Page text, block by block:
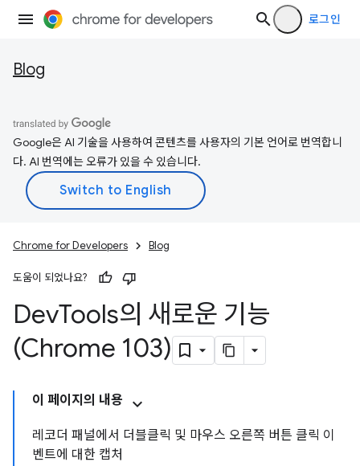
로그인
Blog
Google은 AI 기술을 사용하여 콘텐츠를 사용자의 기본 언어로 번역합니
다. AI 번역에는 오류가 있을 수 있습니다.
Chrome for Developers Blog
도움이 되었나요?
DevTools의 새로운 기능
(Chrome 103)
이 페이지의 내용
레코더 패널에서 더블클릭 및 마우스 오른쪽 버튼 클릭 이
벤트에 대한 캡처